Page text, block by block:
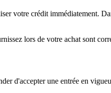
votre crédit immédiatement.
lors de votre achat sont
d'accepter une entrée en